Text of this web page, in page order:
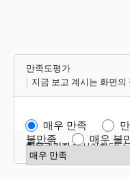
만족도평가
지금 보고 계시는 화면
매우 만족
불만족
매우 불
만족도 점수 선택
항목관리자혁신기획담당